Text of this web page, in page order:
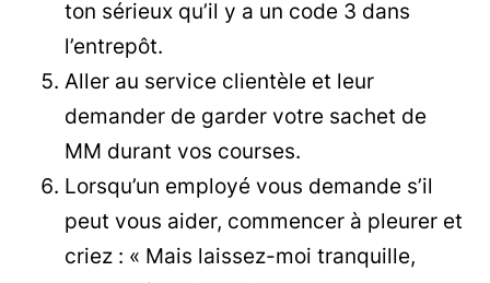
ton sérieux qu’il y a un code 3 dans
l’entrepôt.
Aller au service clientèle et leur
demander de garder votre sachet de
MM durant vos courses.
Lorsqu’un employé vous demande s’il
peut vous aider, commencer à pleurer et
criez : « Mais laissez-moi tranquille,